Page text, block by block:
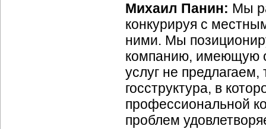
Михаил Панин: Мы
конкурируя с
ними. Мы
компанию, имеющую
услуг не
госструктура, в
профессиональной
проблем